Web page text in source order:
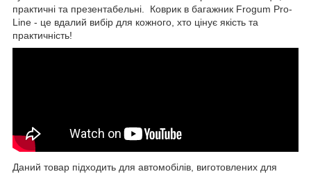
практичні та презентабельні. Коврик в багажник Frogum Pro-
Line - це вдалий вибір для кожного, хто цінує якість та
практичність!
Даний товар підходить для автомобілів, виготовлених для